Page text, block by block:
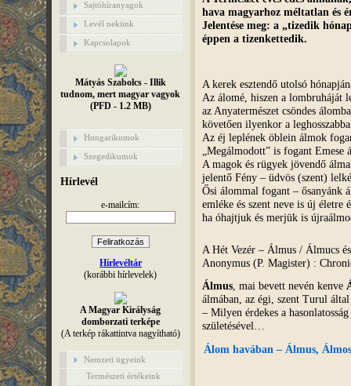
Sajtóhíranyagok
Levél nekünk
Kapcsolapok
Mátyás Szabolcs - Illik
tudnom, mert magyar vagyok
(PFD - 1.2 MB)
Hungarikumok
Szegedikumok
Hírlevél
e-mailcím:
Hírlevéltár
(korábbi hírlevelek)
A Magyar Királyság
domborzati terképe
(A terkép rákattintva nagyítható)
Nemzeti ügyeink
Természeti értékeink
hava magyarhoz méltatlan és
Jelentése meg: a „tizedik
éppen a tizenkettedik.
A kerek esztendő utolsó
Az álomé, hiszen a lombruháját
az Anyatermészet csöndes
követően ilyenkor a
Az éj leplének öblein álmok
„Megálmodott” is fogant Emese
A magok és rügyek jövendő
jelentő Fény – üdvös (szent)
Ősi álommal fogant – ősanyánk
emléke és szent neve is új életre
ha óhajtjuk és merjük is
A Hét Vezér – Álmus / Álmucs
Anonymus (P. Magister) :
Álmus , mai bevett nevén kenve
álmában, az égi, szent Turul
– Milyen érdekes a
születésével…
Álom havában – Álmus,